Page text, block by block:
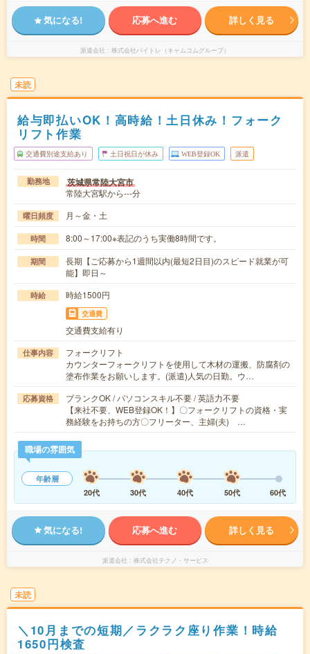
気になる! 応募へ進む 詳しく見る
派遣会社 株式会社バイトレ（キャムコムグループ）
未読
給与即払いOK！高時給！土日休み！フォーク
リフト作業
交通費別途支給あり 土日祝日が休み WEB登録OK 派遣
勤務地 茨城県常陸大宮市
常陸大宮駅から---分
曜日頻度 月～金・土
時間 8:00～17:00※表記のうち実働8時間です。
期間
長期【ご応募から1週間以内(最短2日目)のスピード就業が可
能】即日～
時給 時給1500円
交通費
交通費支給有り
仕事内容
フォークリフト
カウンターフォークリフトを使用して木材の運搬、防腐剤の
塗布作業をお願いします。(派遣)人気の日勤。ウ…
応募資格
ブランクOK / パソコンスキル不要 / 英語力不要
【来社不要、WEB登録OK！】〇フォークリフトの資格・実
務経験をお持ちの方〇フリーター、主婦(夫) …
職場の雰囲気
年齢層
20代
30代 40代 50代 60代
気になる! 応募へ進む 詳しく見る
派遣会社 株式会社テクノ・サービス
未読
＼10月までの短期／ラクラク座り作業！時給
1650円検査